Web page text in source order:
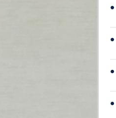
●
●
●
●